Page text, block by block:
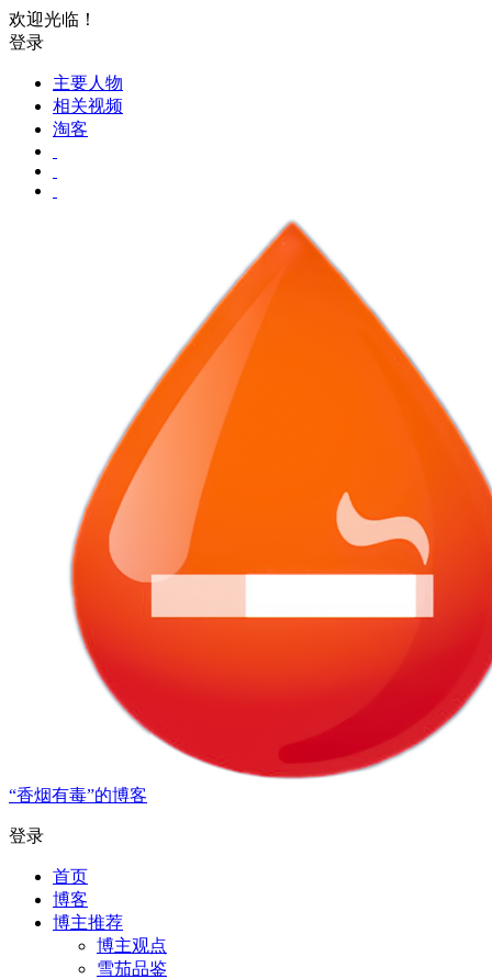
欢迎光临！
登录
主要人物
相关视频
淘客
“香烟有毒”的博客
登录
首页
博客
博主推荐
博主观点
雪茄品鉴